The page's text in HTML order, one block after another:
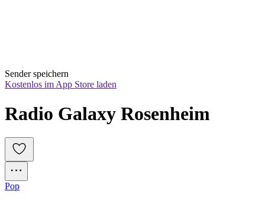
Sender speichern
Kostenlos im App Store laden
Radio Galaxy Rosenheim
Pop